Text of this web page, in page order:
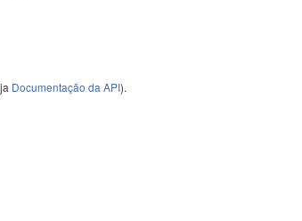
Documentação da API).